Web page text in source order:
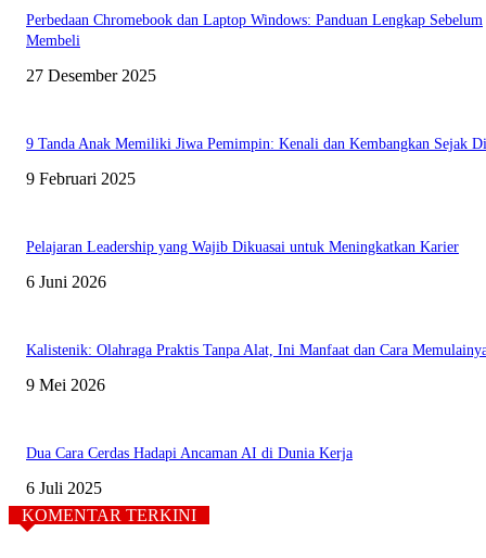
Perbedaan Chromebook dan Laptop Windows: Panduan Lengkap Sebelum
Membeli
27 Desember 2025
9 Tanda Anak Memiliki Jiwa Pemimpin: Kenali dan Kembangkan Sejak
9 Februari 2025
Pelajaran Leadership yang Wajib Dikuasai untuk Meningkatkan Karier
6 Juni 2026
Kalistenik: Olahraga Praktis Tanpa Alat, Ini Manfaat dan Cara
9 Mei 2026
Dua Cara Cerdas Hadapi Ancaman AI di Dunia Kerja
6 Juli 2025
KOMENTAR TERKINI